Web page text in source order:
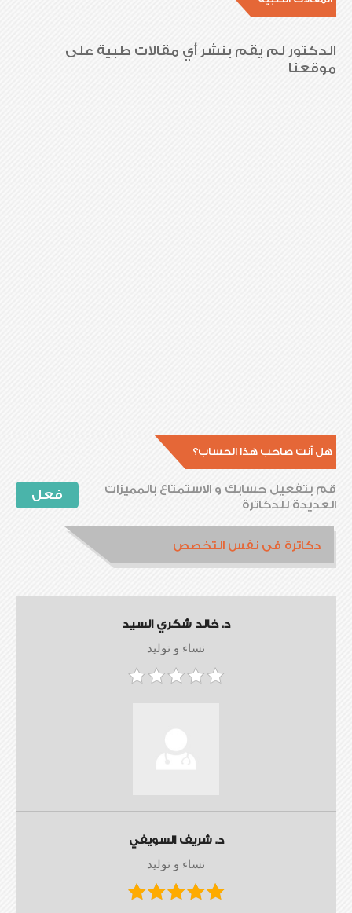
الدكتور لم يقم بنشر أي مقالات طبية على
موقعنا
هل أنت صاحب هذا الحساب؟
فعل
قم بتفعيل حسابك و الاستمتاع بالمميزات
العديدة للدكاترة
دكاترة فى نفس التخصص
د. خالد شكري السيد
نساء و توليد
د. شريف السويفي
نساء و توليد